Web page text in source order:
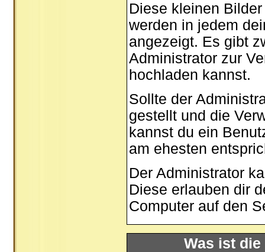
Diese kleinen
werden in jedem
angezeigt. Es gibt
Administrator zur
hochladen kannst.
Sollte der
gestellt und die
kannst du ein
am ehesten
Der Administrator
Diese erlauben dir
Computer auf den
Was ist